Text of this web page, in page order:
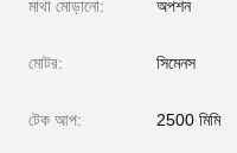
মাথা মোড়ানো: অপশন
মোটর: সিমেনস
টেক আপ: 2500 মিমি